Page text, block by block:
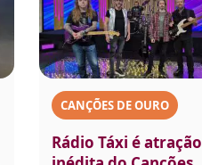
CANÇÕES DE OURO
Rádio Táxi é atração